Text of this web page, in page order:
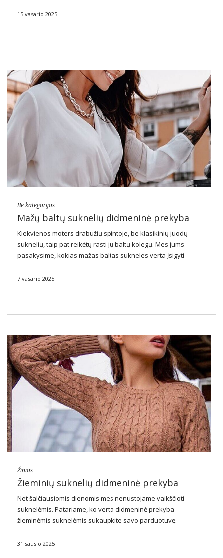
Žirniai, taškai ir taškai
15 vasario 2025
Be kategorijos
Mažų baltų suknelių didmeninė prekyba
Kiekvienos moters drabužių spintoje, be klasikinių juodų
suknelių, taip pat reikėtų rasti jų baltų kolegų. Mes jums
pasakysime, kokias mažas baltas sukneles verta įsigyti
pavasario-vasaros sezonui.
7 vasario 2025
Žinios
Žieminių suknelių didmeninė prekyba
Net šalčiausiomis dienomis mes nenustojame vaikščioti
suknelėmis. Patariame, ko verta didmeninė prekyba
žieminėmis suknelėmis sukaupkite savo parduotuvę.
Suknelės
31 sausio 2025